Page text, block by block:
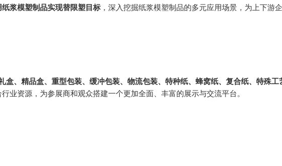
浆模塑制品实现替限塑目标 ，深入挖掘纸浆模塑制品的多元应用场景，为上下游企
盒、精品盒、重型包装、缓冲包装、物流包装、特种纸、蜂窝纸、复合纸、特殊工
业资源，为参展商和观众搭建一个更加全面、丰富的展示与交流平台。